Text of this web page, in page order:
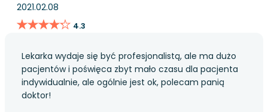
2021.02.08
★★★★★
★★★★★ 4.3
Lekarka wydaje się być profesjonalistą, ale ma dużo
pacjentów i poświęca zbyt mało czasu dla pacjenta
indywidualnie, ale ogólnie jest ok, polecam panią
doktor!